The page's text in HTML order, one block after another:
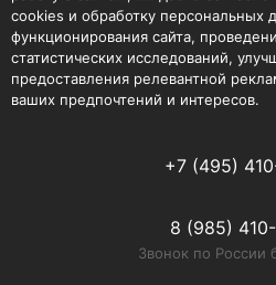
cookies и обработку персональных
функционирования сайта,
статистических исследований,
предоставления релевантной
ваших предпочтений и интересов.
+7 (495)
8 (985)
Звонок по России